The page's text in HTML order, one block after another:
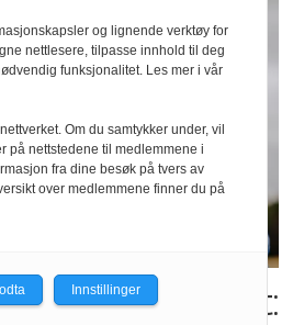
norske yoghurt:
og lignende verktøy for
nettlesere, tilpasse innhold til deg
funksjonalitet. Les mer i vår
Om du samtykker under, vil
på nettstedene til medlemmene i
fra dine besøk på tvers av
over medlemmene finner du på
Innstillinger